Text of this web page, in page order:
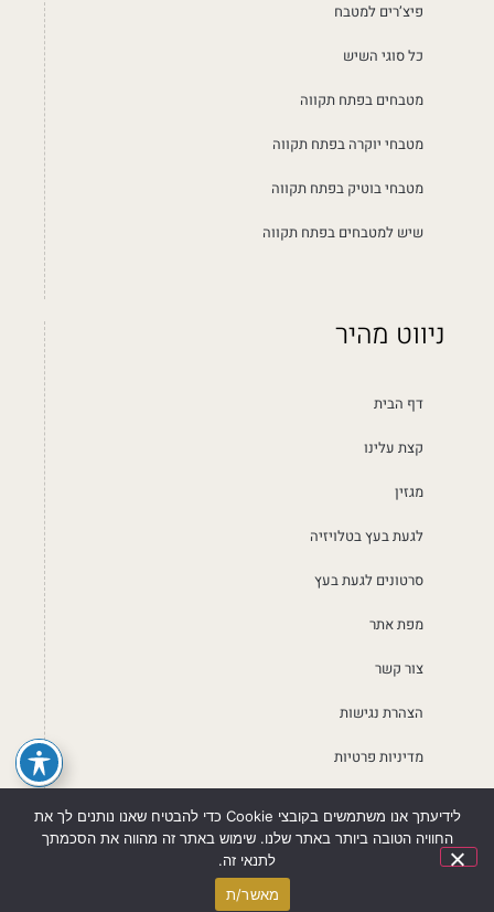
פיצ’רים למטבח
כל סוגי השיש
מטבחים בפתח תקווה
מטבחי יוקרה בפתח תקווה
מטבחי בוטיק בפתח תקווה
שיש למטבחים בפתח תקווה
ניווט מהיר
דף הבית
קצת עלינו
מגזין
לגעת בעץ בטלויזיה
סרטונים לגעת בעץ
מפת אתר
צור קשר
הצהרת נגישות
מדיניות פרטיות
© כל הזכויות שמורות ללגעת בעץ מטבחים | 2026
לידיעתך אנו משתמשים בקובצי Cookie כדי להבטיח שאנו נותנים לך את
החוויה הטובה ביותר באתר שלנו. שימוש באתר זה מהווה את הסכמתך
לתנאי זה.
מאשר/ת